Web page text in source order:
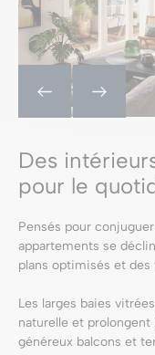
Des
pour le
Pensés pour
appartements se
plans optimisés et
Les larges baies
naturelle et prolongent
généreux balcons et